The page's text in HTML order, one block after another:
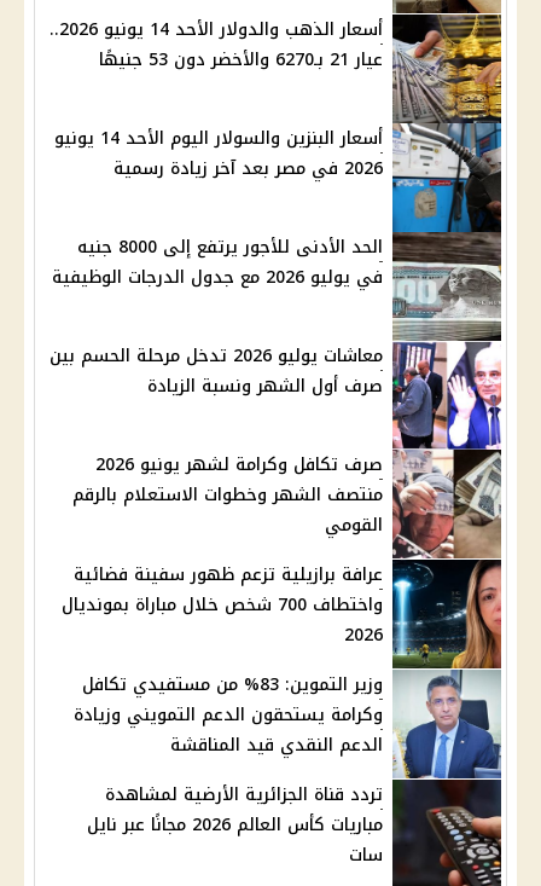
أسعار الذهب والدولار الأحد 14 يونيو 2026..
عيار 21 بـ6270 والأخضر دون 53 جنيهًا
أسعار البنزين والسولار اليوم الأحد 14 يونيو
2026 في مصر بعد آخر زيادة رسمية
الحد الأدنى للأجور يرتفع إلى 8000 جنيه
في يوليو 2026 مع جدول الدرجات الوظيفية
معاشات يوليو 2026 تدخل مرحلة الحسم بين
صرف أول الشهر ونسبة الزيادة
صرف تكافل وكرامة لشهر يونيو 2026
منتصف الشهر وخطوات الاستعلام بالرقم
القومي
عرافة برازيلية تزعم ظهور سفينة فضائية
واختطاف 700 شخص خلال مباراة بمونديال
2026
وزير التموين: 83% من مستفيدي تكافل
وكرامة يستحقون الدعم التمويني وزيادة
الدعم النقدي قيد المناقشة
تردد قناة الجزائرية الأرضية لمشاهدة
مباريات كأس العالم 2026 مجانًا عبر نايل
سات